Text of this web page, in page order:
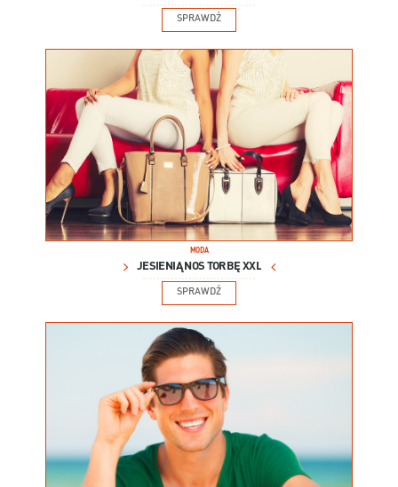
SPRAWDŹ
MODA
JESIENIĄ NOŚ TORBĘ XXL
SPRAWDŹ